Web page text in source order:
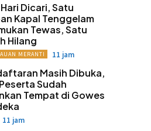
Dicari, Satu
Kapal Tenggelam
Tewas, Satu
Hilang
MERANTI 11 jam
Masih Dibuka,
Sudah
Tempat di Gowes
11 jam